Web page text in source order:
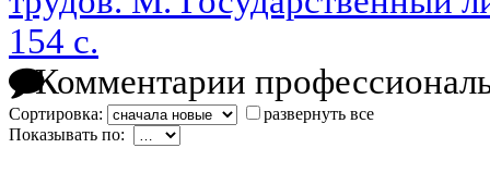
154 с.
Комментарии
Сортировка:
развернуть все
Показывать по: